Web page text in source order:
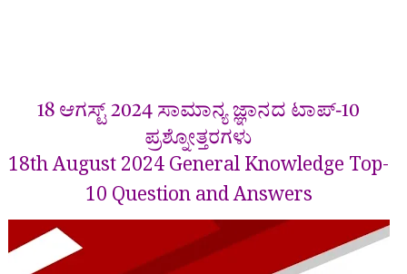
18 ಆಗಸ್ಟ್ 2024 ಸಾಮಾನ್ಯ ಜ್ಞಾನದ ಟಾಪ್-10
ಪ್ರಶ್ನೋತ್ತರಗಳು
18th August 2024 General Knowledge Top-
10 Question and Answers